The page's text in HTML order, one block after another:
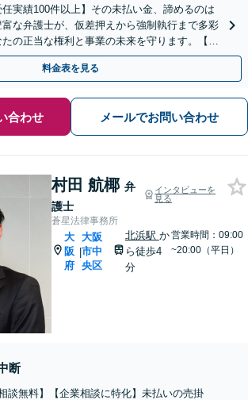
任実績100件以上】その未払い金、諦めるのは
な弁護士が、仮差押えから強制執行まで多彩
の正当な権利と事業の未来を守ります。【淀
料金表を見る
合わせ メールでお問い合わせ
村田 航椰 弁
護士
インタビューを
見る
蒼星法律事務所
大
阪
府
|
大阪
市中
央区
北浜駅 か
ら徒歩4
分
営業時間：09:00
~20:00（平日）
断
談無料】【企業相談に特化】未払いの売掛